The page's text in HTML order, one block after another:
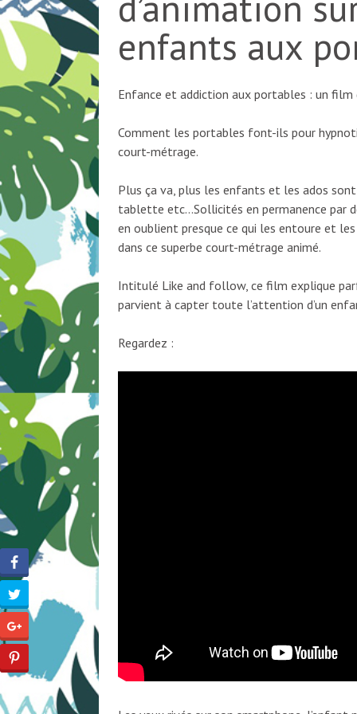
enfants aux
Enfance et addiction aux portables : un film
Comment les portables font-ils pour
court-métrage.
Plus ça va, plus les enfants et les ados
tablette etc…Sollicités en permanence par
en oublient presque ce qui les entoure et
dans ce superbe court-métrage animé.
Intitulé Like and follow, ce film explique
parvient à capter toute l’attention d’un
Regardez :